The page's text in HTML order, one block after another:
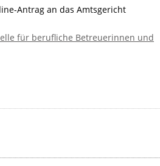
Antrag an das Amtsgericht
für berufliche Betreuerinnen und